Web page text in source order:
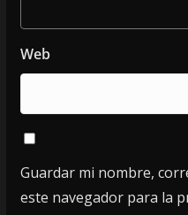
Web
Guardar mi nombre,
este navegador para la